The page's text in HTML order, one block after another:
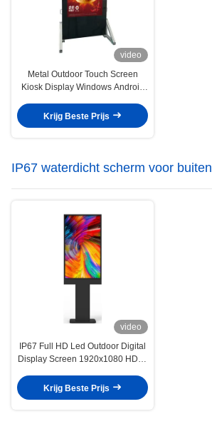
video
Metal Outdoor Touch Screen
Kiosk Display Windows Android
Krijg Beste Prijs
IP67 waterdicht scherm voor buiten
video
IP67 Full HD Led Outdoor Digital
Display Screen 1920x1080 HDMI
Krijg Beste Prijs